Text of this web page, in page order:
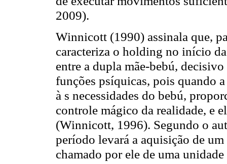
2009).
Winnicott (1990) assinala que,
caracteriza o holding no início
entre a dupla mãe-bebú,
funções psíquicas, pois quando
à s necessidades do bebú,
controle mágico da realidade, e
(Winnicott, 1996). Segundo o
período levará a aquisição de
chamado por ele de uma